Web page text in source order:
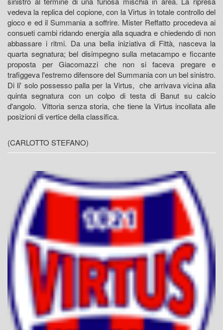
vedeva la replica del copione, con la Virtus in totale controllo del
gioco e ed il Summania a soffrire. Mister Reffatto procedeva ai
consueti cambi ridando energia alla squadra e chiedendo di non
abbassare i ritmi. Da una bella iniziativa di Fittà, nasceva la
quarta segnatura; bel disimpegno sulla metacampo e ficcante
proposta per Giacomazzi che non si faceva pregare e
trafiggeva l'estremo difensore del Summania con un bel sinistro.
Di li' solo possesso palla per la Virtus, che arrivava vicina alla
quinta segnatura con un colpo di testa di Banut su calcio
d'angolo. Vittoria senza storia, che tiene la Virtus incollata alle
posizioni di vertice della classifica.
(CARLOTTO STEFANO)